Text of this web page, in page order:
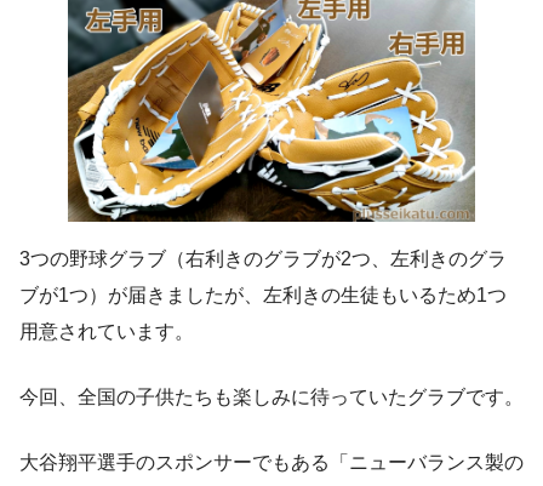
3つの野球グラブ（右利きのグラブが2つ、左利きのグラ
ブが1つ）が届きましたが、左利きの生徒もいるため1つ
用意されています。
今回、全国の子供たちも楽しみに待っていたグラブです。
大谷翔平選手のスポンサーでもある「ニューバランス製の